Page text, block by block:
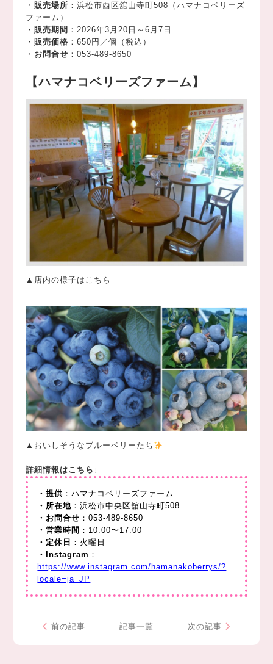
・販売場所 ：浜松市西区舘山寺町508（ハマナコベリーズ
ファーム）
・販売期間 ：2026年3月20日～6月7日
・販売価格 ：650円／個（税込）
・ お問合せ ：053-489-8650
【ハマナコベリーズファーム】
▲店内の様子はこちら
▲おいしそうなブルーベリーたち
詳細情報はこちら↓
・提供 ：ハマナコベリーズファーム
・所在地 ：浜松市中央区舘山寺町508
・お問合せ ：053-489-8650
・営業時間 ：10:00〜17:00
・定休日 ：火曜日
・Instagram ：
https://www.instagram.com/hamanakoberrys/?
locale=ja_JP
前の記事 記事一覧 次の記事